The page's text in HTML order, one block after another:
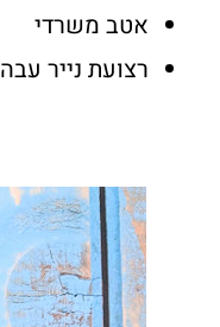
אטב משרדי
רצועת נייר עבה 250 גרם 16X4 ס"מ